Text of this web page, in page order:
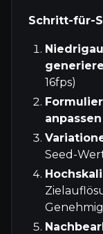
Schritt-für-
16fps)
anpassen
Seed-